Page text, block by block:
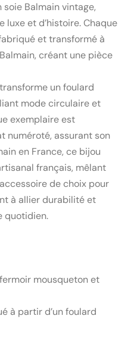
Balmain vintage,
et d’histoire. Chaque
et transformé à
créant une pièce
un foulard
mode circulaire et
exemplaire est
numéroté, assurant son
en France, ce bijou
français, mêlant
de choix pour
à allier durabilité et
quotidien.
mousqueton et
à partir d’un foulard